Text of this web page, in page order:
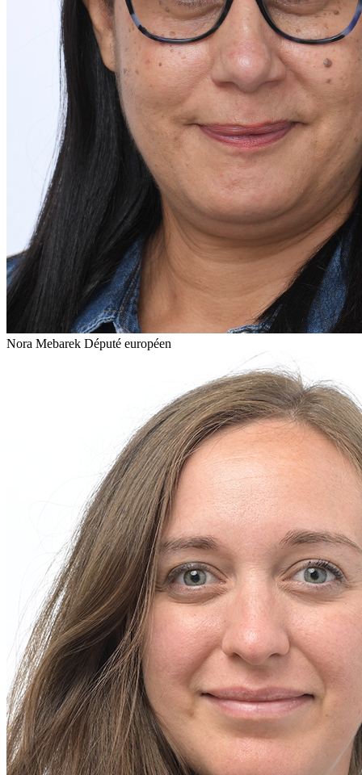
Nora Mebarek Député européen